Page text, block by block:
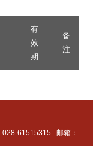
有
效
期
备
注
028-61515315邮箱：